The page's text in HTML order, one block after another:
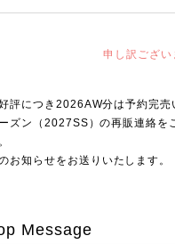
申し訳ござい
評につき2026AW分は予約完売
ズン（2027SS）の再販連絡を
お知らせをお送りいたします。
Message